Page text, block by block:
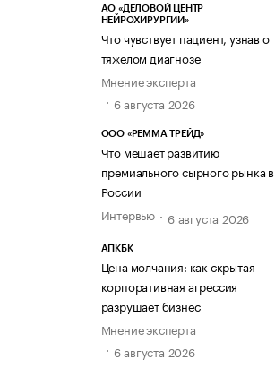
АО «ДЕЛОВОЙ ЦЕНТР
НЕЙРОХИРУРГИИ»
Что чувствует пациент, узнав о
тяжелом диагнозе
Мнение эксперта
6 августа 2026
ООО «РЕММА ТРЕЙД»
Что мешает развитию
премиального сырного рынка в
России
Интервью
6 августа 2026
АПКБК
Цена молчания: как скрытая
корпоративная агрессия
разрушает бизнес
Мнение эксперта
6 августа 2026